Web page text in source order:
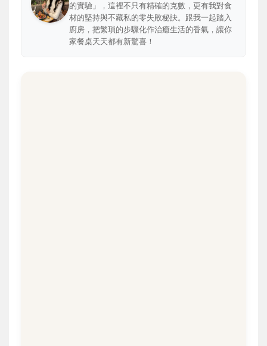
的實驗」，這裡不只有精確的克數，更有我對食
材的堅持與不藏私的零失敗秘訣。跟我一起踏入
廚房，把繁瑣的步驟化作治癒生活的香氣，讓你
家餐桌天天都有新驚喜！